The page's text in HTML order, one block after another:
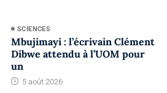
SCIENCES
Mbujimayi : l’écrivain Clément
Dibwe attendu à l’UOM pour
un
5 août 2026